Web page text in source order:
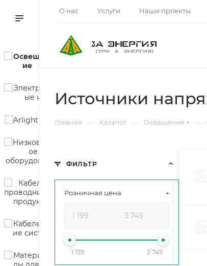
О нас Услуги Наши проекты
Источники
Главная — Каталог — Освещение —
ФИЛЬТР
Розничная цена
1 199 3 749